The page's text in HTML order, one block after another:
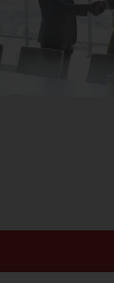
方案部